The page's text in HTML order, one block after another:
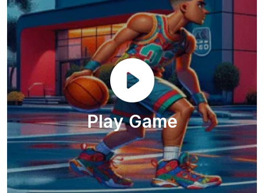
Play Game